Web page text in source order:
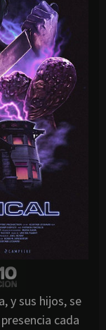
y sus hijos, se
cada